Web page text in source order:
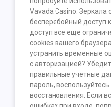
Vavada Casino. Зеркала
бесперебойный доступ
доступ все еще
cookies вашего
устранить временные
с авторизацией?
правильные учетные
пароль,
восстановления. Если